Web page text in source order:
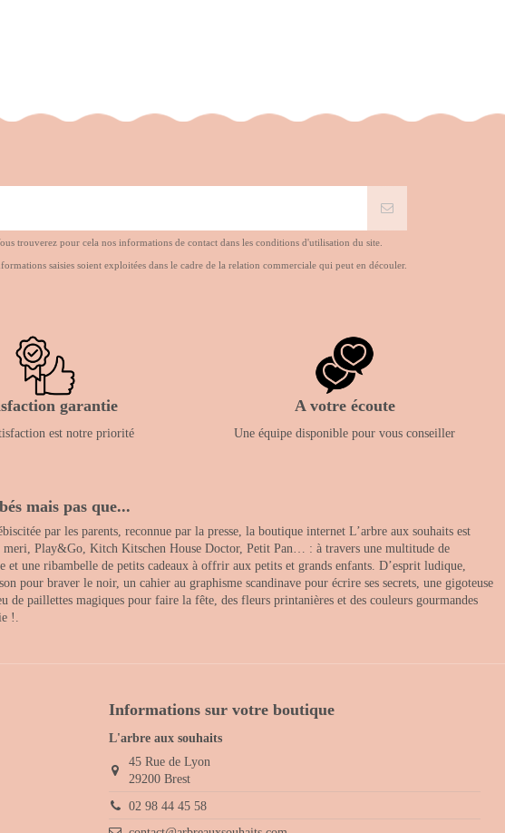
trouverez pour cela nos informations de contact dans les conditions d'utilisation du site.
saisies soient exploitées dans le cadre de la relation commerciale qui peut en découler.
garantie
est notre priorité
A votre écoute
Une équipe disponible pour vous conseiller
mais pas que...
par les parents, reconnue par la presse, la boutique internet L’arbre aux souhaits est
Play&Go, Kitch Kitschen House Doctor, Petit Pan… : à travers une multitude de
une ribambelle de petits cadeaux à offrir aux petits et grands enfants. D’esprit ludique,
pour braver le noir, un cahier au graphisme scandinave pour écrire ses secrets, une gigoteuse
de paillettes magiques pour faire la fête, des fleurs printanières et des couleurs gourmandes
!.
Informations sur votre boutique
L'arbre aux souhaits
45 Rue de Lyon
29200 Brest
02 98 44 45 58